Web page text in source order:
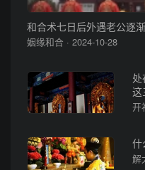
和合术七日后外遇老公逐
姻缘和合 · 2024-10-28
处
这
开
什
解